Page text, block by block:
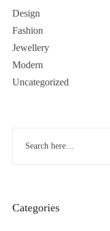
Design
Fashion
Jewellery
Modern
Uncategorized
Categories